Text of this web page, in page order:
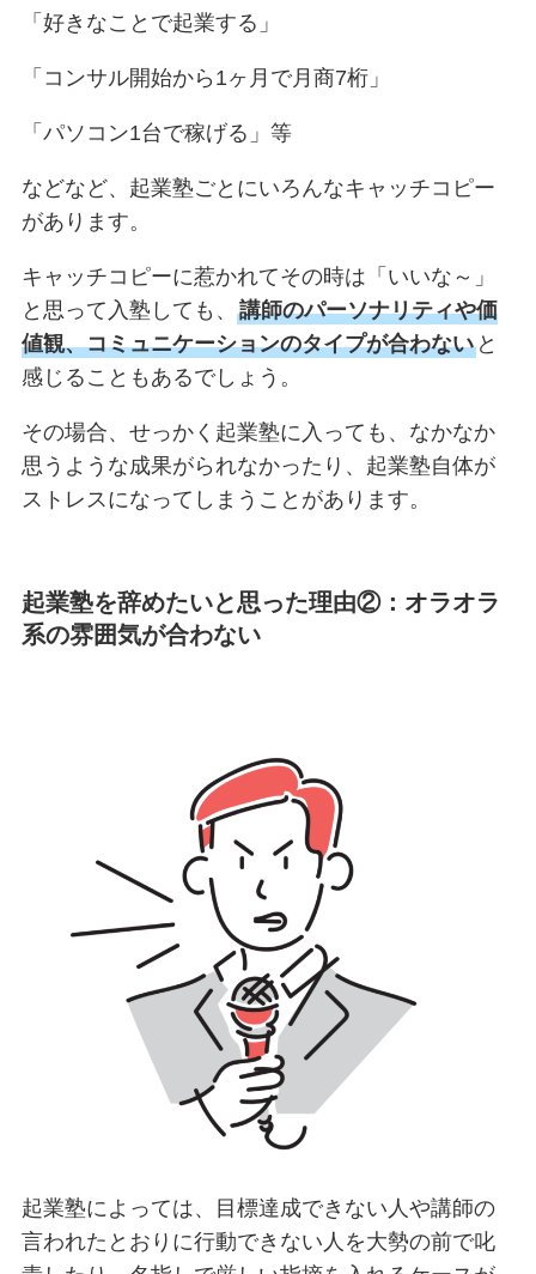
「好きなことで起業する」
「コンサル開始から1ヶ月で月商7桁」
「パソコン1台で稼げる」等
などなど、起業塾ごとにいろんなキャッチコピー
があります。
キャッチコピーに惹かれてその時は「いいな～」
と思って入塾しても、 講師のパーソナリティや価
値観、コミュニケーションのタイプが合わないと
感じることもあるでしょう。
その場合、せっかく起業塾に入っても、なかなか
思うような成果がられなかったり、起業塾自体が
ストレスになってしまうことがあります。
起業塾を辞めたいと思った理由②：オラオラ
系の雰囲気が合わない
起業塾によっては、目標達成できない人や講師の
言われたとおりに行動できない人を大勢の前で叱